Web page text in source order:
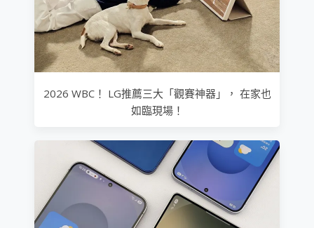
2026 WBC！ LG推薦三大「觀賽神器」， 在家也
如臨現場！